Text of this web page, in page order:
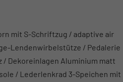
mit S-Schriftzug / adaptive air
Lendenwirbelstütze / Pedalerie
/ Dekoreinlagen Aluminium matt
/ Lederlenkrad 3-Speichen mit